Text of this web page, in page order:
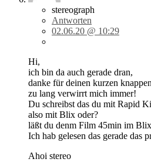
stereograph
Antworten
02.06.20 @ 10:29
Hi,
ich bin da auch gerade dran,
danke für deinen kurzen
zu lang verwirrt mich immer!
Du schreibst das du mit Rapid
also mit Blix oder?
läßt du denm Film 45min im
Ich hab gelesen das gerade das
Ahoi stereo